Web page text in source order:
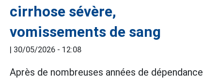
cirrhose sévère,
vomissements de sang
| 30/05/2026 - 12:08
Après de nombreuses années de dépendance